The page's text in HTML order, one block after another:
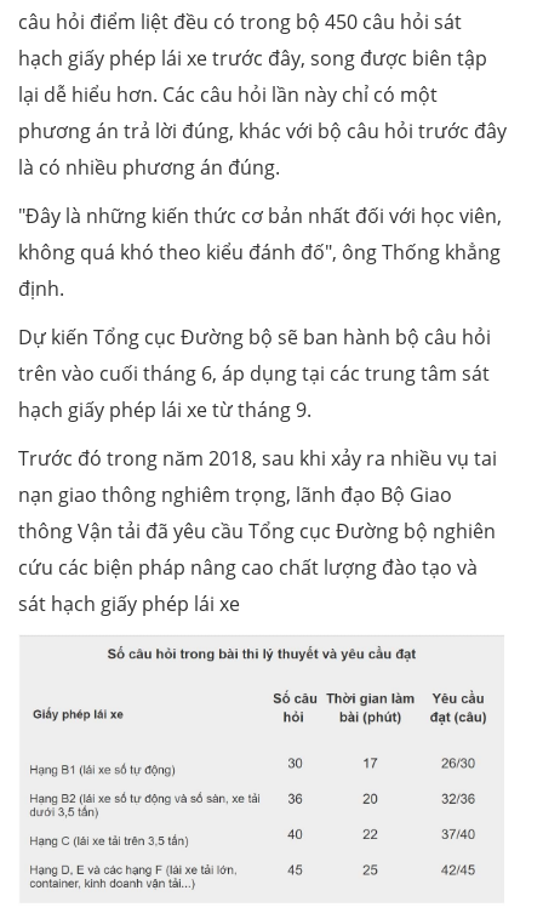
câu hỏi điểm liệt đều có trong bộ 450 câu hỏi sát
hạch giấy phép lái xe trước đây, song được biên tập
lại dễ hiểu hơn. Các câu hỏi lần này chỉ có một
phương án trả lời đúng, khác với bộ câu hỏi trước đây
là có nhiều phương án đúng.
"Đây là những kiến thức cơ bản nhất đối với học viên,
không quá khó theo kiểu đánh đố", ông Thống khẳng
định.
Dự kiến Tổng cục Đường bộ sẽ ban hành bộ câu hỏi
trên vào cuối tháng 6, áp dụng tại các trung tâm sát
hạch giấy phép lái xe từ tháng 9.
Trước đó trong năm 2018, sau khi xảy ra nhiều vụ tai
nạn giao thông nghiêm trọng, lãnh đạo Bộ Giao
thông Vận tải đã yêu cầu Tổng cục Đường bộ nghiên
cứu các biện pháp nâng cao chất lượng đào tạo và
sát hạch giấy phép lái xe